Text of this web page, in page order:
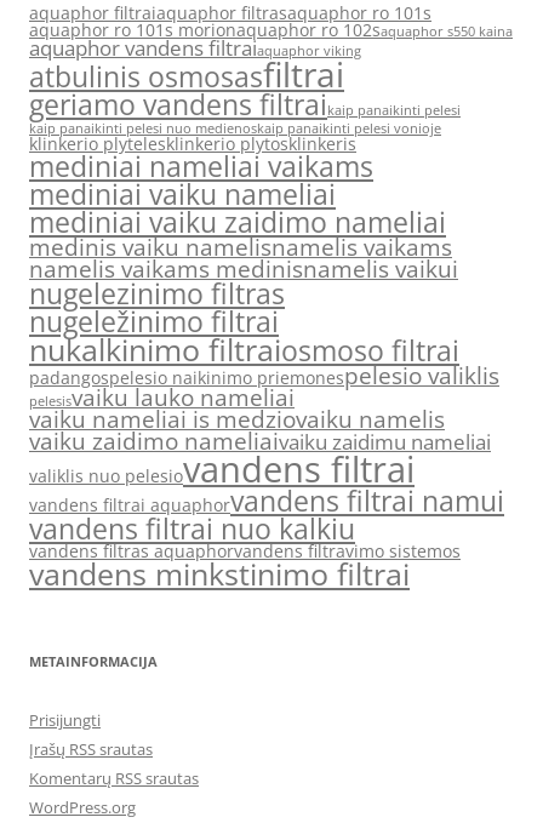
aquaphor filtraiaquaphor filtrasaquaphor ro 101s
aquaphor ro 101s morionaquaphor ro 102saquaphor s550 kaina
aquaphor vandens filtraiaquaphor viking
atbulinis osmosasfiltrai
geriamo vandens filtraikaip panaikinti pelesi
kaip panaikinti pelesi nuo medienoskaip panaikinti pelesi vonioje
klinkerio plytelesklinkerio plytosklinkeris
mediniai nameliai vaikams
mediniai vaiku nameliai
mediniai vaiku zaidimo nameliai
medinis vaiku namelisnamelis vaikams
namelis vaikams medinisnamelis vaikui
nugelezinimo filtras
nugeležinimo filtrai
nukalkinimo filtraiosmoso filtrai
padangospelesio naikinimo priemonespelesio valiklis
pelesisvaiku lauko nameliai
vaiku nameliai is medziovaiku namelis
vaiku zaidimo nameliaivaiku zaidimu nameliai
valiklis nuo pelesiovandens filtrai
vandens filtrai aquaphorvandens filtrai namui
vandens filtrai nuo kalkiu
vandens filtras aquaphorvandens filtravimo sistemos
vandens minkstinimo filtrai
METAINFORMACIJA
Prisijungti
Įrašų RSS srautas
Komentarų RSS srautas
WordPress.org